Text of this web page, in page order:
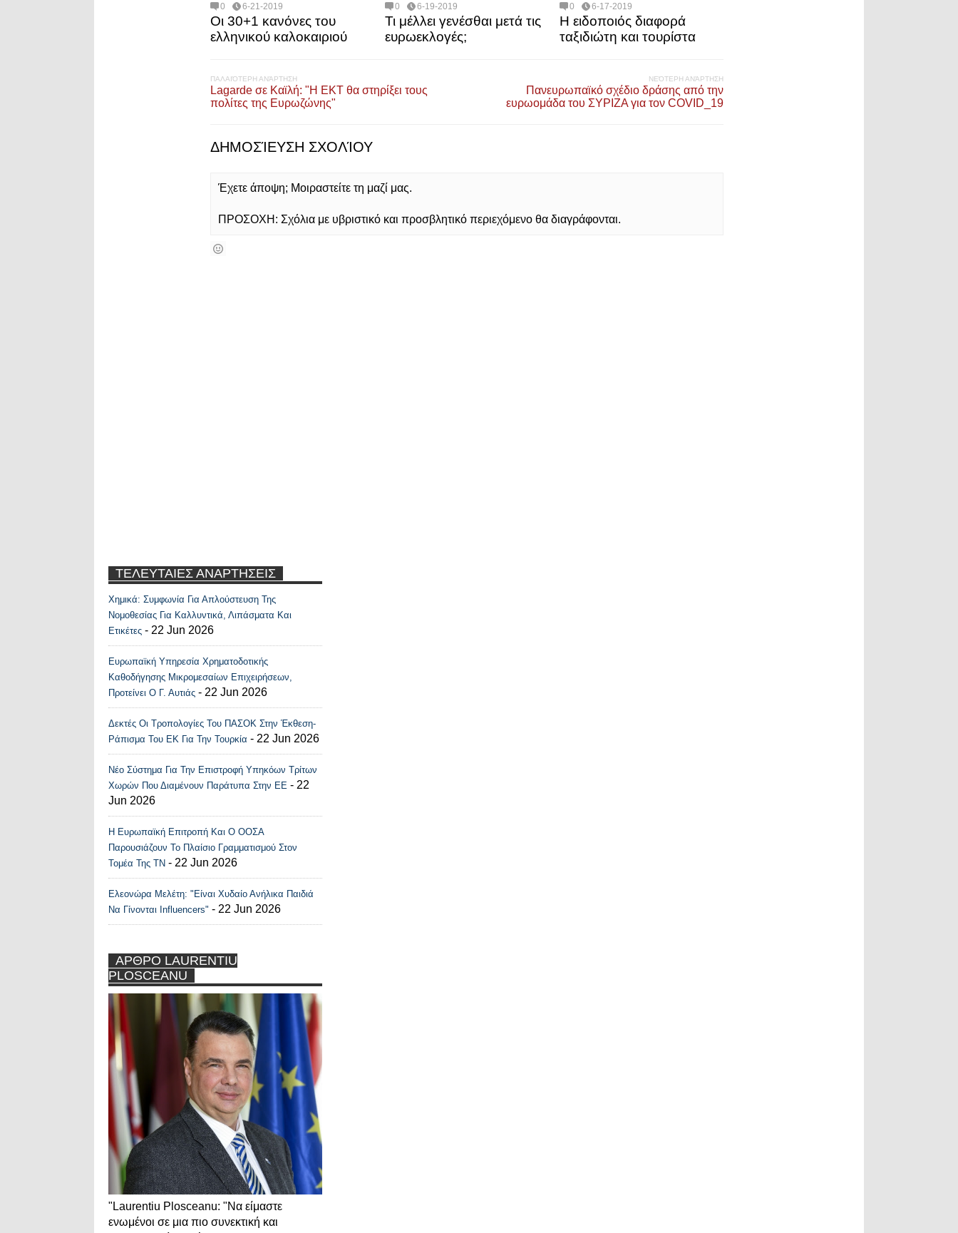
0 6-21-2019
Οι 30+1 κανόνες του
ελληνικού καλοκαιριού
0 6-19-2019
Τι μέλλει γενέσθαι μετά τις
ευρωεκλογές;
0 6-17-2019
Η ειδοποιός διαφορά
ταξιδιώτη και τουρίστα
ΠΑΛΑΙΌΤΕΡΗ ΑΝΆΡΤΗΣΗ
Lagarde σε Καϊλή: "Η ΕΚΤ θα στηρίξει τους
πολίτες της Ευρωζώνης"
ΝΕΌΤΕΡΗ ΑΝΆΡΤΗΣΗ
Πανευρωπαϊκό σχέδιο δράσης από την
ευρωομάδα του ΣΥΡΙΖΑ για τον COVID_19
ΔΗΜΟΣΊΕΥΣΗ ΣΧΟΛΊΟΥ
Έχετε άποψη; Μοιραστείτε τη μαζί μας.
ΠΡΟΣΟΧΗ: Σχόλια με υβριστικό και προσβλητικό περιεχόμενο θα διαγράφονται.
ΤΕΛΕΥΤΑΙΕΣ ΑΝΑΡΤΗΣΕΙΣ
Recent Posts Widget
Χημικά: Συμφωνία Για Απλούστευση Της
Νομοθεσίας Για Καλλυντικά, Λιπάσματα Και
Ετικέτες - 22 Jun 2026
Ευρωπαϊκή Υπηρεσία Χρηματοδοτικής
Καθοδήγησης Μικρομεσαίων Επιχειρήσεων,
Προτείνει Ο Γ. Αυτιάς - 22 Jun 2026
Δεκτές Οι Τροπολογίες Του ΠΑΣΟΚ Στην Έκθεση-
Ράπισμα Του ΕΚ Για Την Τουρκία - 22 Jun 2026
Νέο Σύστημα Για Την Επιστροφή Υπηκόων Τρίτων
Χωρών Που Διαμένουν Παράτυπα Στην ΕΕ - 22
Jun 2026
Η Ευρωπαϊκή Επιτροπή Και Ο ΟΟΣΑ
Παρουσιάζουν Το Πλαίσιο Γραμματισμού Στον
Τομέα Της ΤΝ - 22 Jun 2026
Ελεονώρα Μελέτη: "Είναι Χυδαίο Ανήλικα Παιδιά
Να Γίνονται Influencers" - 22 Jun 2026
ΑΡΘΡΟ LAURENTIU
PLOSCEANU
"Laurentiu Plosceanu: "Να είμαστε
ενωμένοι σε μια πιο συνεκτική και